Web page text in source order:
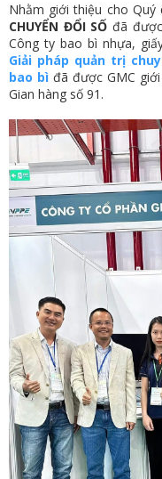
Nhằm giới thiệu cho Quý
CHUYỂN ĐỔI SỐ đã
Công ty bao bì nhựa,
Giải pháp quản trị
bao bì đã được GMC
Gian hàng số 91.